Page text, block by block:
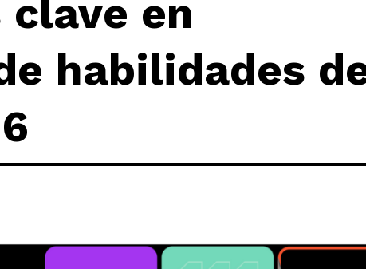
clave en
habilidades